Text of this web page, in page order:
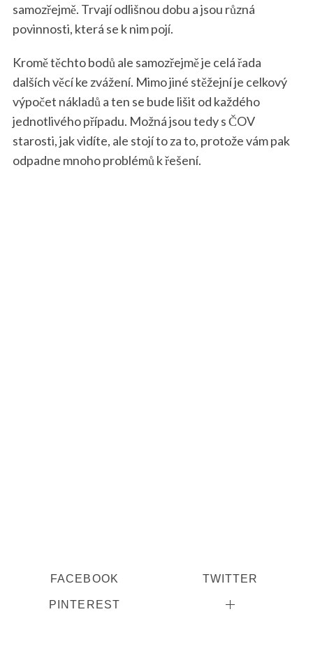
samozřejmě. Trvají odlišnou dobu a jsou různá
povinnosti, která se k nim pojí.
Kromě těchto bodů ale samozřejmě je celá řada
dalších věcí ke zvážení. Mimo jiné stěžejní je celkový
výpočet nákladů a ten se bude lišit od každého
jednotlivého případu. Možná jsou tedy s ČOV
starosti, jak vidíte, ale stojí to za to, protože vám pak
odpadne mnoho problémů k řešení.
FACEBOOK TWITTER
PINTEREST